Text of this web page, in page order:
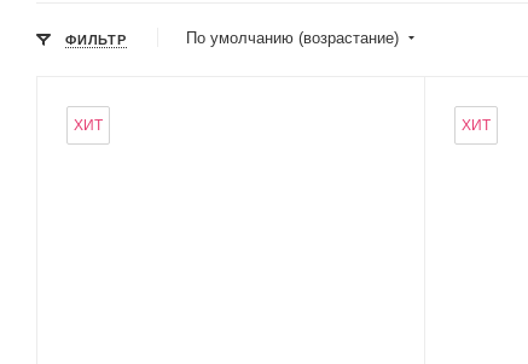
ФИЛЬТР По умолчанию (возрастание)
ХИТ ХИТ